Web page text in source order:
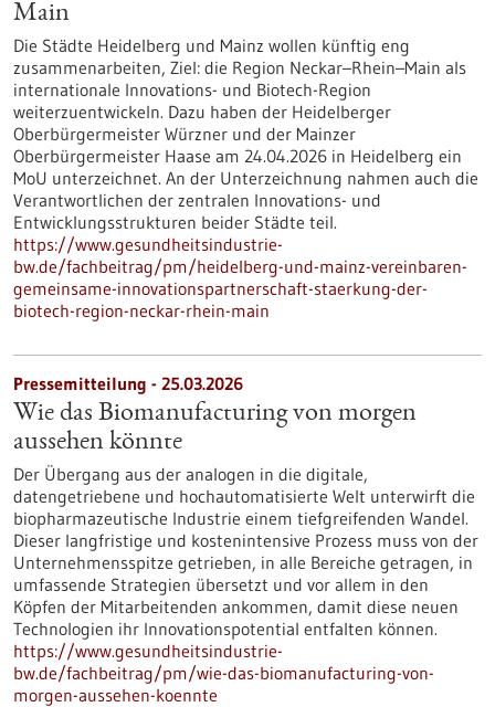
Main
Die Städte Heidelberg und Mainz wollen künftig eng
zusammenarbeiten, Ziel: die Region Neckar–Rhein–Main als
internationale Innovations- und Biotech-Region
weiterzuentwickeln. Dazu haben der Heidelberger
Oberbürgermeister Würzner und der Mainzer
Oberbürgermeister Haase am 24.04.2026 in Heidelberg ein
MoU unterzeichnet. An der Unterzeichnung nahmen auch die
Verantwortlichen der zentralen Innovations- und
Entwicklungsstrukturen beider Städte teil.
https://www.gesundheitsindustrie-
bw.de/fachbeitrag/pm/heidelberg-und-mainz-vereinbaren-
gemeinsame-innovationspartnerschaft-staerkung-der-
biotech-region-neckar-rhein-main
Pressemitteilung - 25.03.2026
Wie das Biomanufacturing von morgen
aussehen könnte
Der Übergang aus der analogen in die digitale,
datengetriebene und hochautomatisierte Welt unterwirft die
biopharmazeutische Industrie einem tiefgreifenden Wandel.
Dieser langfristige und kostenintensive Prozess muss von der
Unternehmensspitze getrieben, in alle Bereiche getragen, in
umfassende Strategien übersetzt und vor allem in den
Köpfen der Mitarbeitenden ankommen, damit diese neuen
Technologien ihr Innovationspotential entfalten können.
https://www.gesundheitsindustrie-
bw.de/fachbeitrag/pm/wie-das-biomanufacturing-von-
morgen-aussehen-koennte